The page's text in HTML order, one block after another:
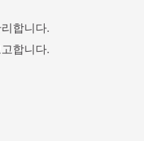
합니다.
합니다.